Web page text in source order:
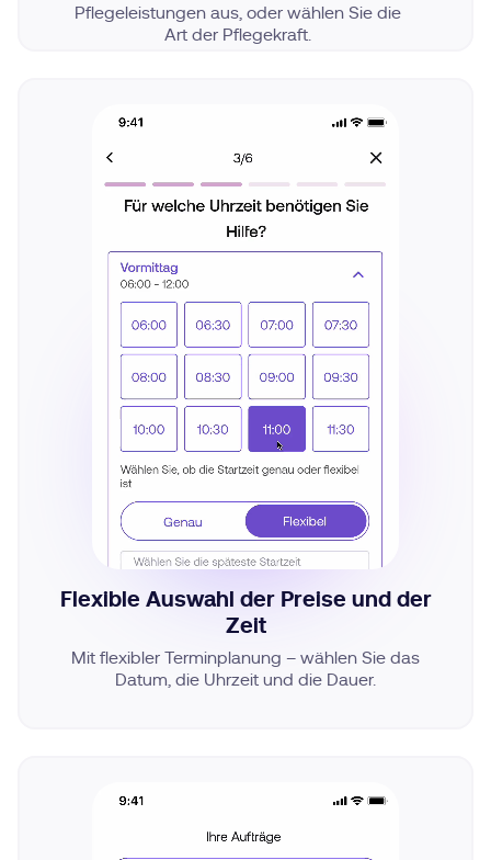
Pflegeleistungen aus, oder wählen Sie die
Art der Pflegekraft.
Flexible Auswahl der Preise und der
Zeit
Mit flexibler Terminplanung – wählen Sie das
Datum, die Uhrzeit und die Dauer.